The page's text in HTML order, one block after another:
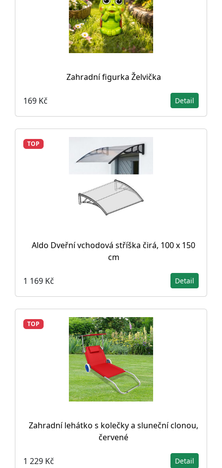
Zahradní figurka Želvička
169 Kč Detail
TOP
Aldo Dveřní vchodová stříška čirá, 100 x 150
cm
1 169 Kč Detail
TOP
Zahradní lehátko s kolečky a sluneční clonou,
červené
1 229 Kč Detail